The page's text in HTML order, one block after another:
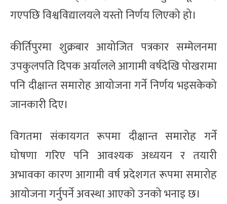
गएपछि विश्वविद्यालयले यस्तो निर्णय लिएको हो।
कीर्तिपुरमा शुक्रबार आयोजित पत्रकार सम्मेलनमा
उपकुलपति दिपक अर्यालले आगामी वर्षदेखि पोखरामा
पनि दीक्षान्त समारोह आयोजना गर्ने निर्णय भइसकेको
जानकारी दिए।
विगतमा संकायगत रूपमा दीक्षान्त समारोह गर्ने
घोषणा गरिए पनि आवश्यक अध्ययन र तयारी
अभावका कारण आगामी वर्ष प्रदेशगत रूपमा समारोह
आयोजना गर्नुपर्ने अवस्था आएको उनको भनाइ छ।